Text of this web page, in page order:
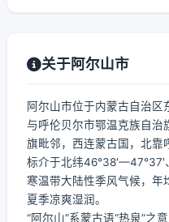
关于阿尔山市
阿尔山市位于内蒙古自治
与呼伦贝尔市鄂温克族自治
旗毗邻，西连蒙古国，北靠
标介于北纬46°38′—47°37′
寒温带大陆性季风气候，
夏季凉爽湿润。
“阿尔山”系蒙古语“热泉”之